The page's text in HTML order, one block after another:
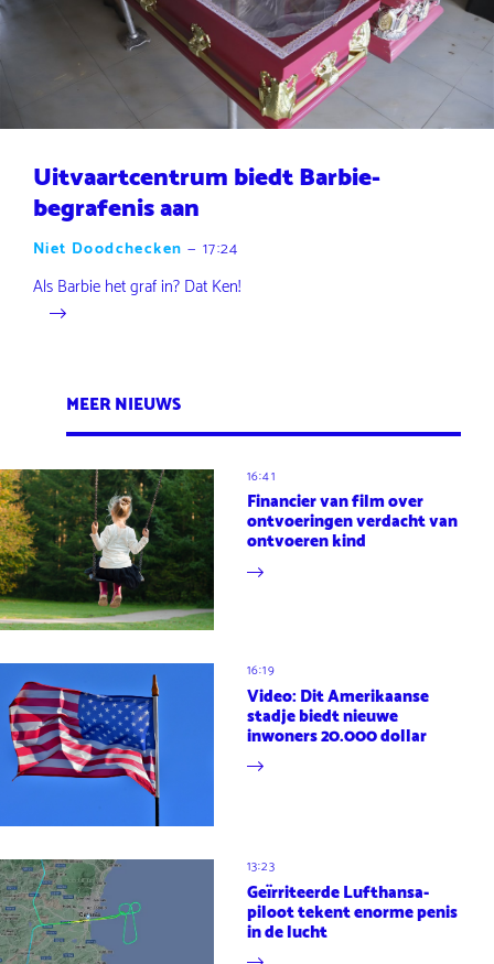
Uitvaartcentrum biedt Barbie-
begrafenis aan
Niet Doodchecken — 17:24
Als Barbie het graf in? Dat Ken!
MEER NIEUWS
16:41
Financier van film over
ontvoeringen verdacht van
ontvoeren kind
16:19
Video: Dit Amerikaanse
stadje biedt nieuwe
inwoners 20.000 dollar
13:23
Geïrriteerde Lufthansa-
piloot tekent enorme penis
in de lucht